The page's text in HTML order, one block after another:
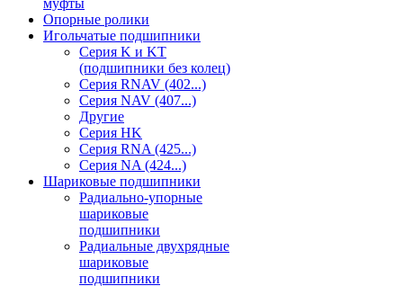
муфты
Опорные ролики
Игольчатые подшипники
Серия K и KT
(подшипники без колец)
Серия RNAV (402...)
Серия NAV (407...)
Другие
Серия HK
Серия RNA (425...)
Серия NA (424...)
Шариковые подшипники
Радиально-упорные
шариковые
подшипники
Радиальные двухрядные
шариковые
подшипники